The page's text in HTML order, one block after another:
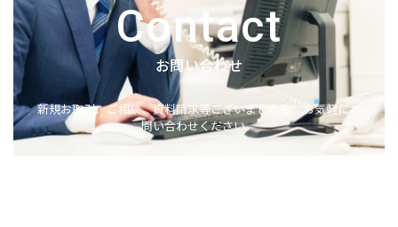
Contact
お問い合わせ
新規お取引、ご相談、資料請求等ございましたら、お気軽にお
問い合わせください。